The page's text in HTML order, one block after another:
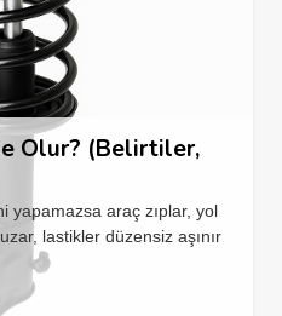
Olur? (Belirtiler,
yapamazsa araç zıplar, yol
lastikler düzensiz aşınır